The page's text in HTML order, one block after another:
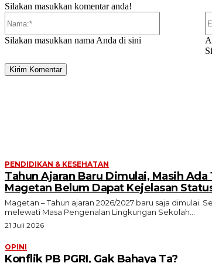
Silakan masukkan komentar anda!
Silakan masukkan nama Anda di sini
PENDIDIKAN & KESEHATAN
Tahun Ajaran Baru Dimulai, Masih Ada
Magetan Belum Dapat Kejelasan
Magetan – Tahun ajaran 2026/2027 baru saja dimulai.
melewati Masa Pengenalan Lingkungan Sekolah...
21 Juli 2026
OPINI
Konflik PB PGRI, Gak Bahaya Ta?